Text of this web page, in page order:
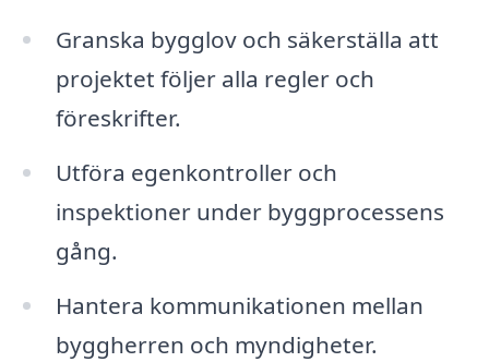
Granska bygglov och säkerställa att
projektet följer alla regler och
föreskrifter.
Utföra egenkontroller och
inspektioner under byggprocessens
gång.
Hantera kommunikationen mellan
byggherren och myndigheter.